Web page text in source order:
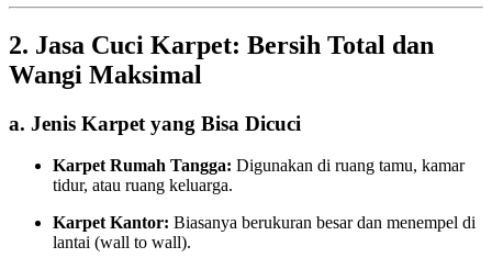
2. Jasa Cuci Karpet: Bersih Total dan
Wangi Maksimal
a. Jenis Karpet yang Bisa Dicuci
Karpet Rumah Tangga: Digunakan di ruang tamu, kamar
tidur, atau ruang keluarga.
Karpet Kantor: Biasanya berukuran besar dan menempel di
lantai (wall to wall).